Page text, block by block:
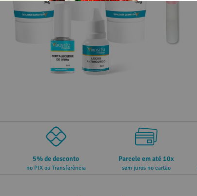
5% de desconto
no PIX ou Transferência
Parcele em até 10x
sem juros no cartão